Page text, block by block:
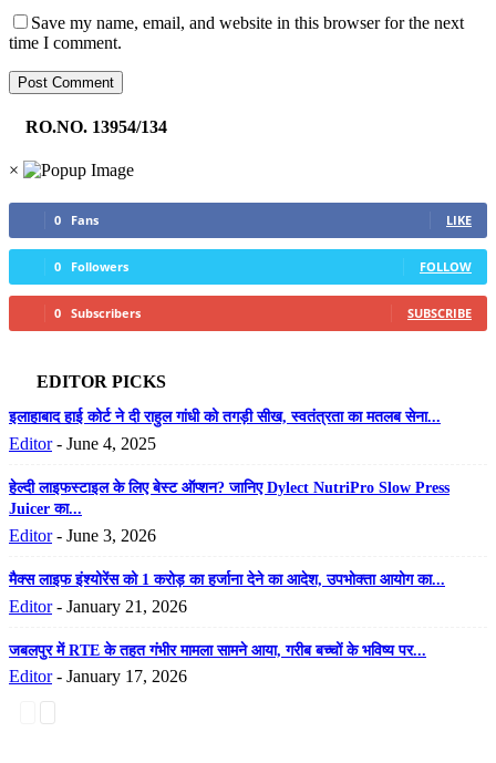
Save my name, email, and website in this browser for the next
time I comment.
RO.NO. 13954/134
×
0 Fans LIKE
0 Followers FOLLOW
0 Subscribers SUBSCRIBE
EDITOR PICKS
इलाहाबाद हाई कोर्ट ने दी राहुल गांधी को तगड़ी सीख, स्वतंत्रता का मतलब सेना...
Editor - June 4, 2025
हेल्दी लाइफस्टाइल के लिए बेस्ट ऑप्शन? जानिए Dylect NutriPro Slow Press
Juicer का...
Editor - June 3, 2026
मैक्स लाइफ इंश्योरेंस को 1 करोड़ का हर्जाना देने का आदेश, उपभोक्ता आयोग का...
Editor - January 21, 2026
जबलपुर में RTE के तहत गंभीर मामला सामने आया, गरीब बच्चों के भविष्य पर...
Editor - January 17, 2026